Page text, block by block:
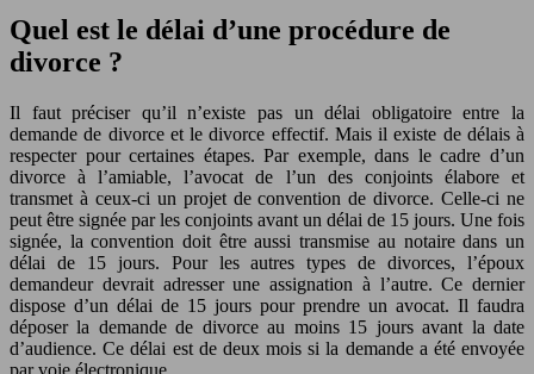
Quel est le délai d’une procédure de
divorce ?
Il faut préciser qu’il n’existe pas un délai obligatoire entre la
demande de divorce et le divorce effectif. Mais il existe de délais à
respecter pour certaines étapes. Par exemple, dans le cadre d’un
divorce à l’amiable, l’avocat de l’un des conjoints élabore et
transmet à ceux-ci un projet de convention de divorce. Celle-ci ne
peut être signée par les conjoints avant un délai de 15 jours. Une fois
signée, la convention doit être aussi transmise au notaire dans un
délai de 15 jours. Pour les autres types de divorces, l’époux
demandeur devrait adresser une assignation à l’autre. Ce dernier
dispose d’un délai de 15 jours pour prendre un avocat. Il faudra
déposer la demande de divorce au moins 15 jours avant la date
d’audience. Ce délai est de deux mois si la demande a été envoyée